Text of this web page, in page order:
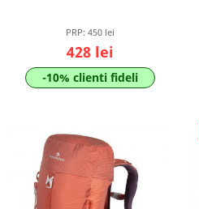
PRP: 450 lei
428 lei
-10% clienti fideli